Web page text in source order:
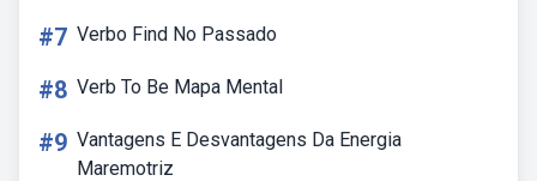
#7 Verbo Find No Passado
#8 Verb To Be Mapa Mental
#9 Vantagens E Desvantagens Da Energia
Maremotriz